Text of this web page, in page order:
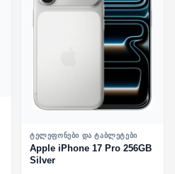
ᲢᲔᲚᲔᲤᲝᲜᲔᲑᲘ ᲓᲐ ᲢᲐᲑᲚᲔᲢᲔᲑᲘ
Apple iPhone 17 Pro 256GB
Silver